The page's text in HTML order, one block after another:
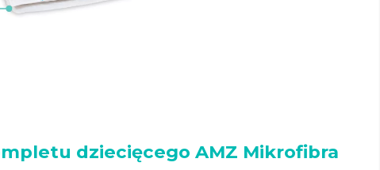
dziecięcego AMZ Mikrofibra